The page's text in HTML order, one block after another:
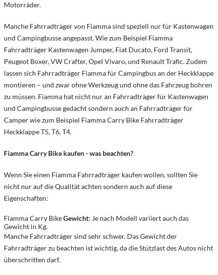
Motorräder.
Manche Fahrradträger von Fiamma sind speziell nur für Kastenwagen
und Campingbusse angepasst. Wie zum Beispiel Fiamma
Fahrradträger Kastenwagen Jumper, Fiat Ducato, Ford Transit,
Peugeot Boxer, VW Crafter, Opel Vivaro, und Renault Trafic. Zudem
lassen sich Fahrradträger Fiamma für Campingbus an der Heckklappe
montieren – und zwar ohne Werkzeug und ohne das Fahrzeug bohren
zu müssen. Fiamma hat nicht nur an Fahrradträger für Kastenwagen
und Campingbusse gedacht sondern auch an Fahrradträger für
Camper wie zum Beispiel Fiamma Carry Bike Fahrradträger
Heckklappe T5, T6, T4.
Fiamma Carry Bike kaufen - was beachten?
Wenn Sie einen Fiamma Fahrradträger kaufen wollen, sollten Sie
nicht nur auf die Qualität achten sondern auch auf diese
Eigenschaften:
Fiamma Carry BikeGewicht: Je nach Modell variiert auch das
Gewicht in Kg.
Manche Fahrradträger sind sehr schwer. Das Gewicht der
Fahrradträger zu beachten ist wichtig, da die Stützlast des Autos nicht
überschritten darf.